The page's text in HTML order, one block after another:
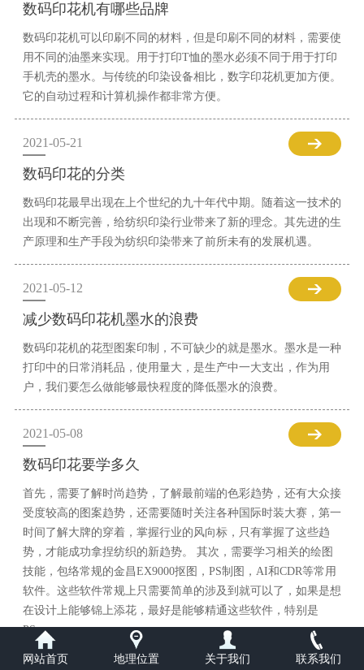
数码印花机有哪些品牌
数码印花机可以印刷不同的材料，但是印刷不同的材料，需要使
用不同的油墨来实现。用于打印T恤的墨水必须不同于用于打印
手机壳的墨水。与传统的印染设备相比，数字印花机更加方便。
它的自动过程和计算机操作都非常方便。
2021-05-21
数码印花的分类
数码印花最早出现在上个世纪的九十年代中期。随着这一技术的
出现和不断完善，给纺织印染行业带来了新的理念。其先进的生
产原理和生产手段为纺织印染带来了前所未有的发展机遇。
2021-05-12
减少数码印花机墨水的浪费
数码印花机的花型图案印制，不可缺少的就是墨水。墨水是一种
打印中的日常消耗品，使用量大，是生产中一大支出，作为用
户，我们要怎么做能够最快程度的降低墨水的浪费。
2021-05-08
数码印花要学多久
首先，需要了解时尚趋势，了解最前端的色彩趋势，还有大众接
受度较高的图案趋势，还需要随时关注各种国际时装大赛，第一
时间了解大牌的穿着，掌握行业的风向标，只有掌握了这些趋
势，才能成功拿捏纺织的新趋势。 其次，需要学习相关的绘图
技能，包络常规的金昌EX9000抠图，PS制图，AI和CDR等常用
软件。这些软件常规上只需要简单的涉及到就可以了，如果是想
在设计上能够锦上添花，最好是能够精通这些软件，特别是
PS。
网站首页 地理位置 关于我们 联系我们